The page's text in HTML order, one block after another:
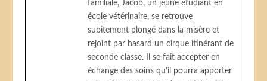
familiale, Jacob, un jeune étudiant en
école vétérinaire, se retrouve
subitement plongé dans la misère et
rejoint par hasard un cirque itinérant de
seconde classe. Il se fait accepter en
échange des soins qu’il pourra apporter